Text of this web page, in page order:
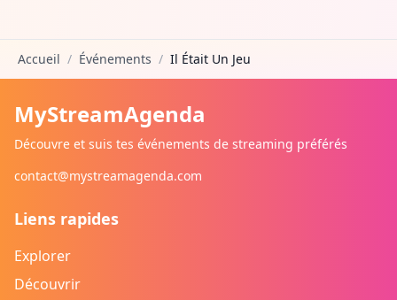
Accueil / Événements / Il Était Un Jeu
MyStreamAgenda
Découvre et suis tes événements de streaming préférés
contact@mystreamagenda.com
Liens rapides
Explorer
Découvrir